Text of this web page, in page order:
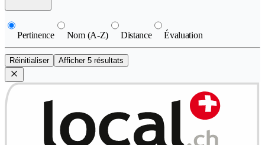
Pertinence Nom (A-Z) Distance Évaluation
Réinitialiser Afficher 5 résultats